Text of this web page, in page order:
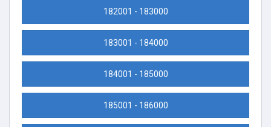
182001 - 183000
183001 - 184000
184001 - 185000
185001 - 186000